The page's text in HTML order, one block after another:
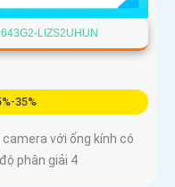
LIZS2UHUN
35%
camera với ống kính có
phân giải 4